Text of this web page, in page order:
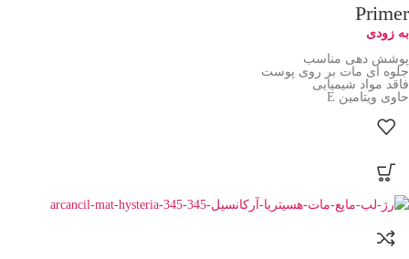
Primer
به زودی
پوشش دهی مناسب
جلوه ای مات بر روی پوست
فاقد مواد شیمیایی
حاوی ویتامین E